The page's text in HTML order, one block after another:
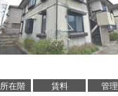
所在階 賃料
管